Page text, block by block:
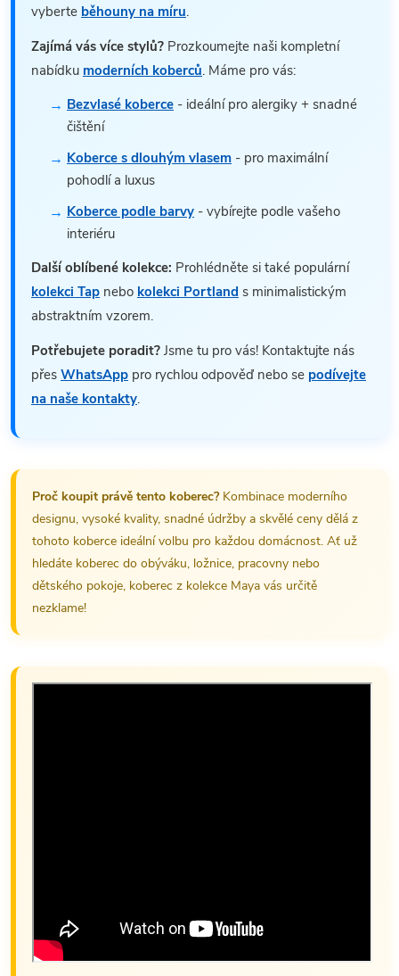
vyberte běhouny na míru.
Zajímá vás více stylů? Prozkoumejte naši kompletní
nabídku moderních koberců. Máme pro vás:
Bezvlasé koberce - ideální pro alergiky + snadné
čištění
Koberce s dlouhým vlasem - pro maximální
pohodlí a luxus
Koberce podle barvy - vybírejte podle vašeho
interiéru
Další oblíbené kolekce: Prohlédněte si také populární
kolekci Tap nebo kolekci Portland s minimalistickým
abstraktním vzorem.
Potřebujete poradit? Jsme tu pro vás! Kontaktujte nás
přes WhatsApp pro rychlou odpověď nebo se podívejte
na naše kontakty.
Proč koupit právě tento koberec?Kombinace moderního
designu, vysoké kvality, snadné údržby a skvělé ceny dělá z
tohoto koberce ideální volbu pro každou domácnost. Ať už
hledáte koberec do obýváku, ložnice, pracovny nebo
dětského pokoje, koberec z kolekce Maya vás určitě
nezklame!